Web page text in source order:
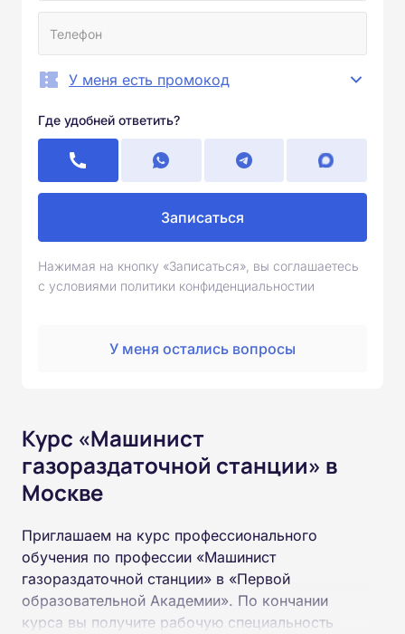
У меня есть промокод
Где удобней ответить?
Записаться
Нажимая на кнопку «Записаться», вы соглашаетесь
с условиями политики конфиденциальностии
У меня остались вопросы
Курс «Машинист
газораздаточной станции» в
Москве
Приглашаем на курс профессионального
обучения по профессии «Машинист
газораздаточной станции» в «Первой
образовательной Академии». По кончании
курса вы получите рабочую специальность